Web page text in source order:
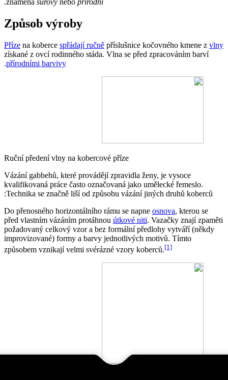
znamená surový nebo přírodní
.
Způsob výroby
Příze na koberce spřádají ručně příslušnice kočovného kmene z vlny
získané z ovcí rodinného stáda. Vlna se před zpracováním barví
přírodními barvivy
.
Ruční předení vlny na kobercové příze
Vázání gabbehů, které provádějí zpravidla ženy, je vysoce
kvalifikovaná práce často označovaná jako umělecké řemeslo.
Technika se značně liší od způsobu vázání jiných druhů koberců:
Do přenosného horizontálního rámu se napne osnova, kterou se
před vlastním vázáním protáhnou útkové niti. Vazačky znají zpaměti
požadovaný celkový vzor a bez formální předlohy vytváří (někdy
improvizované) formy a barvy jednotlivých motivů. Tímto
způsobem vznikají velmi svérázné vzory koberců.[1]